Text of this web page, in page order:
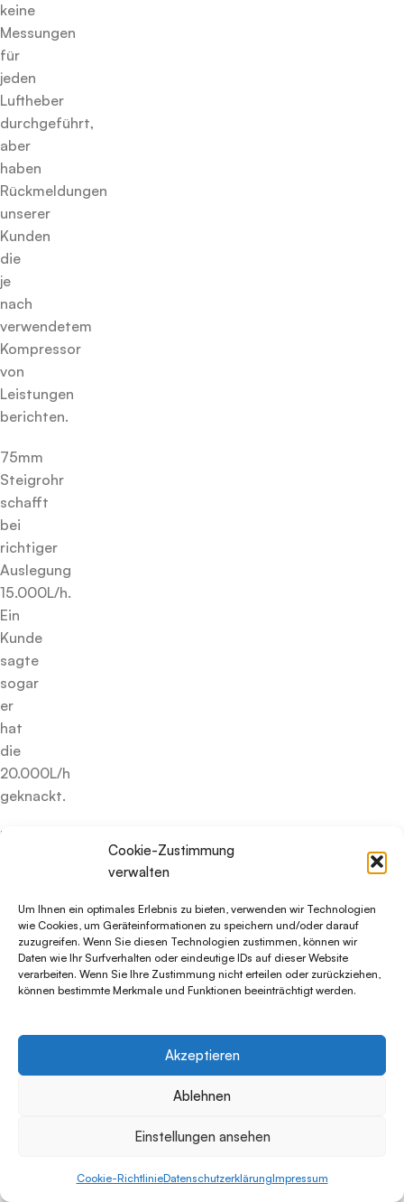
Cookie-Zustimmung
verwalten
Um Ihnen ein optimales Erlebnis zu bieten, verwenden wir Technologien
wie Cookies, um Geräteinformationen zu speichern und/oder darauf
zuzugreifen. Wenn Sie diesen Technologien zustimmen, können wir
Daten wie Ihr Surfverhalten oder eindeutige IDs auf dieser Website
verarbeiten. Wenn Sie Ihre Zustimmung nicht erteilen oder zurückziehen,
können bestimmte Merkmale und Funktionen beeinträchtigt werden.
Akzeptieren
Ablehnen
Einstellungen ansehen
Cookie-RichtlinieDatenschutzerklärungImpressum
keine
Messungen
für
jeden
Luftheber
durchgeführt,
aber
haben
Rückmeldungen
unserer
Kunden
die
je
nach
verwendetem
Kompressor
von
Leistungen
berichten.
75mm
Steigrohr
schafft
bei
richtiger
Auslegung
15.000L/h.
Ein
Kunde
sagte
sogar
er
hat
die
20.000L/h
geknackt.
Unser
Markus
Steinert
(Stones
Nature),
hat
Youtube
Zusammenbau
unseres